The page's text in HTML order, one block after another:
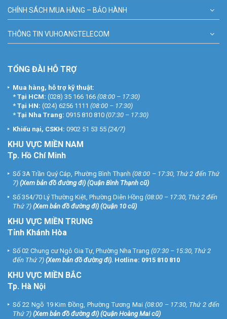
CHÍNH SÁCH MUA HÀNG – BẢO HÀNH
THÔNG TIN VUHOANGTELECOM
TỔNG ĐÀI HỖ TRỢ
Mua hàng, hỗ trợ kỹ thuật:
* Tại HCM: (028) 35 166 166 (08:00 – 17:30)
* Tại HN: (024) 6256 1111 (08:00 – 17:30)
* Tại Nha Trang: 0915 810 810 (07:30 – 17:30)
Khiếu nại, CSKH: 0902 51 53 55 (24/7)
KHU VỰC MIỀN NAM
Tp. Hồ Chí Minh
Số 3A Trần Quý Cáp, Phường Bình Thạnh (08:00 – 17:30, Thứ 2 đến Thứ
7) (Xem bản đồ đường đi) (Quận Bình Thạnh cũ)
Số 354/70 Lý Thường Kiệt, Phường Diên Hồng (08:00 – 17:30, Thứ 2 đến
Thứ 7) (Xem bản đồ đường đi) (Quận 10 cũ)
KHU VỰC MIỀN TRUNG
Tỉnh Khánh Hòa
Số 02 Chung cư Ngô Gia Tự, Phường Nha Trang (07:30 – 15:30, Thứ 2
đến Thứ 7) (Xem bản đồ đường đi). Hotline: 0915 810 810
KHU VỰC MIỀN BẮC
Tp. Hà Nội
Số 22 Ngõ 19 Kim Đồng, Phường Tương Mai (08:00 – 17:30, Thứ 2 đến
Thứ 7) (Xem bản đồ đường đi) (Quận Hoàng Mai cũ)